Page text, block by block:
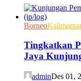
Borneo
Tingkatkan
Jaya
adminDes 01,